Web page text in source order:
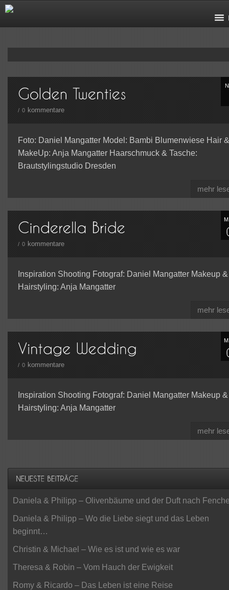
/ 0 kommentare
Foto: Daniel Mangatter Model: Bambi Blumenwiese Hair &
MakeUp: Anja Mangatter Haarschmuck & Tasche:
Brautstylingstudio Dresden
mehr
/ 0 kommentare
Inspiration Shooting Fotograf: Daniel Mangatter Makeup &
Hairstyling: Anja Mangatter
mehr
/ 0 kommentare
Inspiration Shooting Fotograf: Daniel Mangatter Makeup &
Hairstyling: Anja Mangatter
mehr
Daniela & Philipp – Olivenbäume und der Duft nach
Daniela & Philipp – Wo die Liebe siegt und das Leben
beginnt…
Christin & Michael – Wie es ist und wie es war
Theresa & Robin – Vom Hauch der Ewigkeit
Romy & Ricardo – Das Leben ist eine Reise